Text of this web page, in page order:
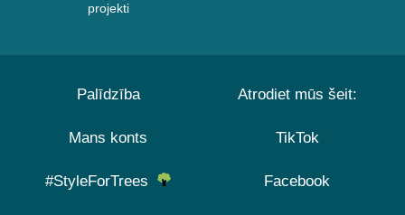
projekti
Palīdzība
Mans konts
#StyleForTrees
Atrodiet mūs šeit:
TikTok
Facebook